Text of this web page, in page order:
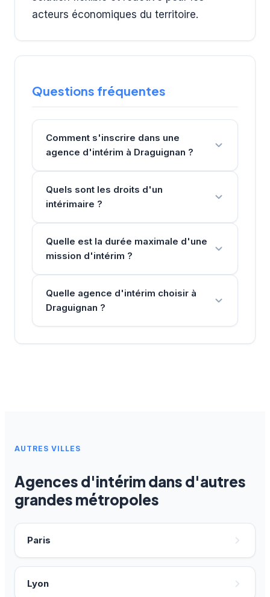
acteurs économiques du territoire.
Questions fréquentes
Comment s'inscrire dans une
agence d'intérim à Draguignan ?
Quels sont les droits d'un
intérimaire ?
Quelle est la durée maximale d'une
mission d'intérim ?
Quelle agence d'intérim choisir à
Draguignan ?
AUTRES VILLES
Agences d'intérim dans d'autres
grandes métropoles
Paris
Lyon